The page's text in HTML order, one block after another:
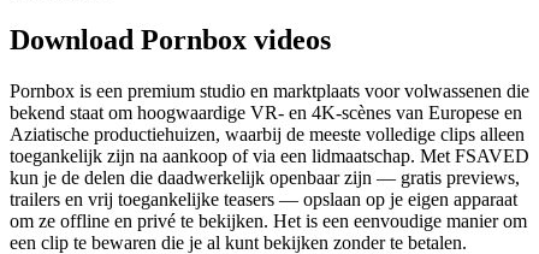
Download Pornbox videos
Pornbox is een premium studio en marktplaats voor volwassenen die
bekend staat om hoogwaardige VR- en 4K-scènes van Europese en
Aziatische productiehuizen, waarbij de meeste volledige clips alleen
toegankelijk zijn na aankoop of via een lidmaatschap. Met FSAVED
kun je de delen die daadwerkelijk openbaar zijn — gratis previews,
trailers en vrij toegankelijke teasers — opslaan op je eigen apparaat
om ze offline en privé te bekijken. Het is een eenvoudige manier om
een clip te bewaren die je al kunt bekijken zonder te betalen.